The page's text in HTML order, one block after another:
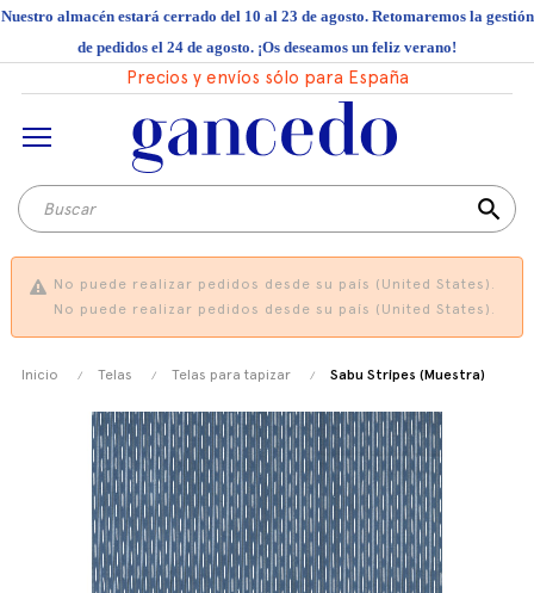
Nuestro almacén estará cerrado del 10 al 23 de agosto. Retomaremos la gestión
de pedidos el 24 de agosto. ¡Os deseamos un feliz verano!
Precios y envíos sólo para España
search
No puede realizar pedidos desde su país (United States).
No puede realizar pedidos desde su país (United States).
Inicio Telas Telas para tapizar Sabu Stripes (Muestra)